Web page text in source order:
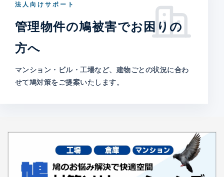
法人向けサポート
管理物件の鳩被害でお困りの
方へ
マンション・ビル・工場など、建物ごとの状況に合わ
せて鳩対策をご提案いたします。